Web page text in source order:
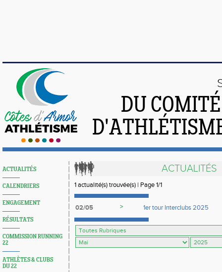
DU
ACTUALITÉS
CALENDRIERS
ENGAGEMENT
RÉSULTATS
COMMISSION RUNNING
22
ATHLÈTES & CLUBS
DU 22
ACTUALITÉS
1 actualité(s) trouvée(s) | Page 1/1
02/05 > 1er tour Interclubs 2025